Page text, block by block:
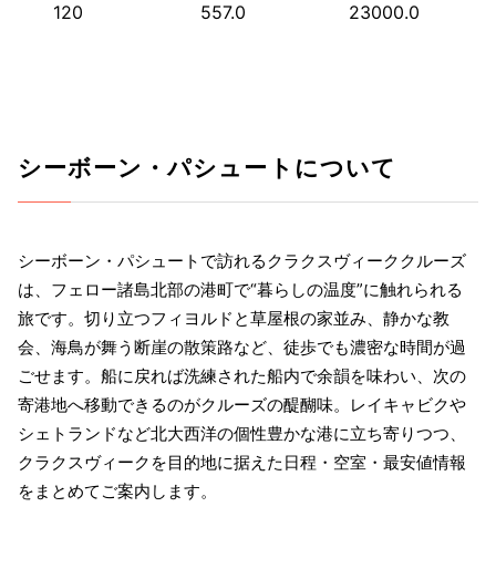
120 557.0 23000.0
シーボーン・パシュートについて
シーボーン・パシュートで訪れるクラクスヴィーククルーズ
は、フェロー諸島北部の港町で“暮らしの温度”に触れられる
旅です。切り立つフィヨルドと草屋根の家並み、静かな教
会、海鳥が舞う断崖の散策路など、徒歩でも濃密な時間が過
ごせます。船に戻れば洗練された船内で余韻を味わい、次の
寄港地へ移動できるのがクルーズの醍醐味。レイキャビクや
シェトランドなど北大西洋の個性豊かな港に立ち寄りつつ、
クラクスヴィークを目的地に据えた日程・空室・最安値情報
をまとめてご案内します。